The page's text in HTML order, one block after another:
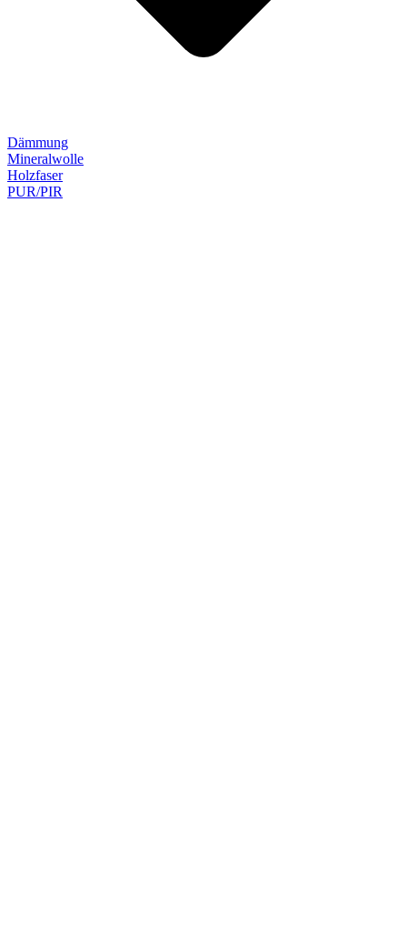
Dämmung
Mineralwolle
Holzfaser
PUR/PIR